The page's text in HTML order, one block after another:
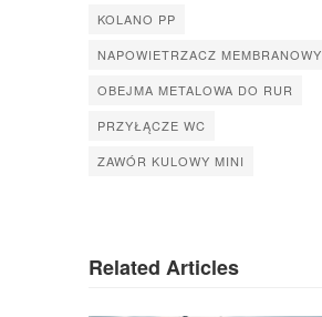
KOLANO PP
NAPOWIETRZACZ MEMBRANOWY
OBEJMA METALOWA DO RUR
PRZYŁĄCZE WC
ZAWÓR KULOWY MINI
Related Articles